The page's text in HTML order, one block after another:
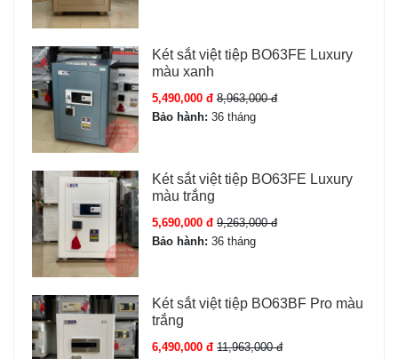
Két sắt việt tiệp BO63FE Luxury
màu xanh
5,490,000 đ 8,963,000 đ
Bảo hành: 36 tháng
Két sắt việt tiệp BO63FE Luxury
màu trắng
5,690,000 đ 9,263,000 đ
Bảo hành: 36 tháng
Két sắt việt tiệp BO63BF Pro màu
trắng
6,490,000 đ 11,963,000 đ